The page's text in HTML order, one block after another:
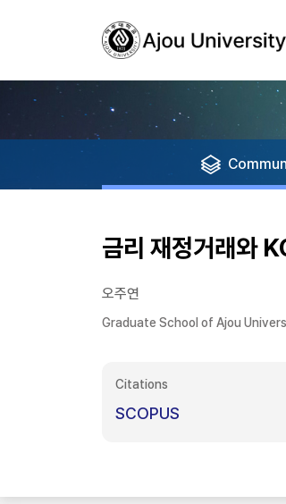
금리 재정거래와
오주연
Graduate School of Ajou
Citations
SCOPUS